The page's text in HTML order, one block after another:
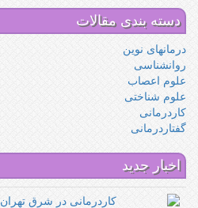
روزانه
دسته بندی مقالات
درمانهای نوین
روانشناسی
علوم اعصاب
علوم شناختی
کاردرمانی
گفتاردرمانی
اخبار جدید
کاردرمانی در شرق تهران